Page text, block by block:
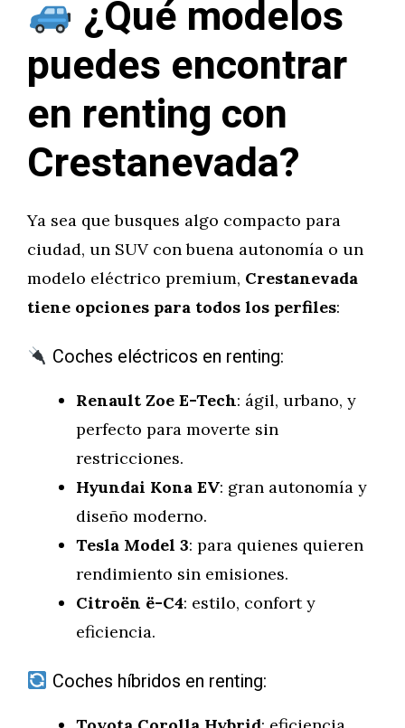
¿Qué modelos
puedes encontrar
en renting con
Crestanevada?
Ya sea que busques algo compacto para
ciudad, un SUV con buena autonomía o un
modelo eléctrico premium, Crestanevada
tiene opciones para todos los perfiles:
Coches eléctricos en renting:
Renault Zoe E-Tech: ágil, urbano, y
perfecto para moverte sin
restricciones.
Hyundai Kona EV: gran autonomía y
diseño moderno.
Tesla Model 3: para quienes quieren
rendimiento sin emisiones.
Citroën ë-C4: estilo, confort y
eficiencia.
Coches híbridos en renting: